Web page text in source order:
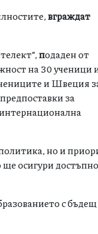
вграждат
подаден от
на 30 ученици
и Швеция
за
но и
осигури
с бъдещ